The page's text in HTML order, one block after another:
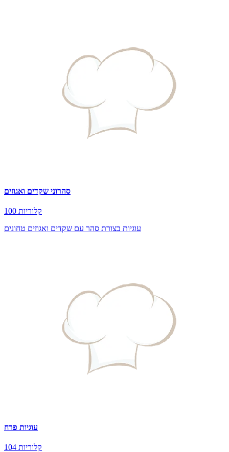
סהרוני שקדים ואגוזים
100 קלוריות
עוגיות בצורת סהר עם שקדים ואגוזים טחונים
עוגיות פרח
104 קלוריות